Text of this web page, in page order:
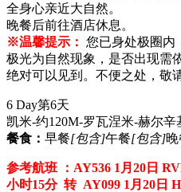
全身心亲近大自然。
晚餐后前往酒店休息。
※温馨提示： 您已身处极圈内
极光为自然现象，是否出现需
绝对可以见到。不便之处，敬
6 Day第6天
凯米-约120M-罗瓦涅米-赫尔辛
餐食： 早餐[包含]午餐[包含]晚
参考航班 ：AY536 1月20日
小时15分 转 AY099 1月20日